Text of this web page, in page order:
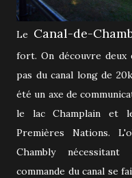
Le Canal-de-
fort. On découvre deux
pas du canal long de
été un axe de
le lac Champlain et
Premières Nations.
Chambly
commande du canal se